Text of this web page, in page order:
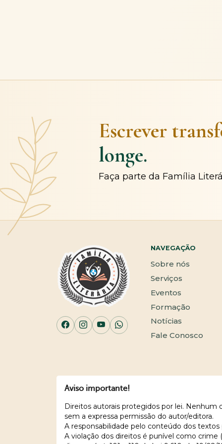
Escrever
longe.
Faça parte da Família
NAVEGAÇÃO
Sobre nós
Serviços
Eventos
Formação
Notícias
Fale Conosco
Aviso importante!
Direitos autorais protegidos por lei. Nenhum
sem a expressa permissão do autor/editora.
A responsabilidade pelo conteúdo dos
A violação dos direitos é punível como crime